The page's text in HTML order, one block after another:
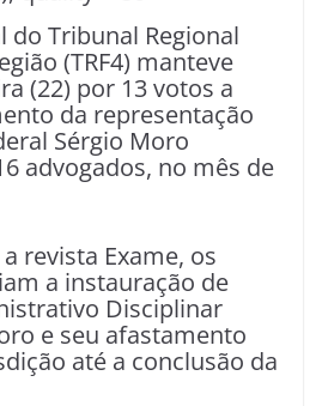
do Tribunal Regional
(TRF4) manteve
(22) por 13 votos a
da representação
Sérgio Moro
advogados, no mês de
revista Exame, os
a instauração de
Disciplinar
e seu afastamento
até a conclusão da